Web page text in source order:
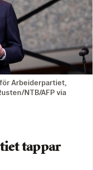
Arbeiderpartiet,
NTB/AFP via
tappar